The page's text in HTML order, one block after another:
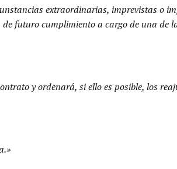
extraordinarias, imprevistas o
futuro cumplimiento a cargo de una de
y ordenará, si ello es posible, los